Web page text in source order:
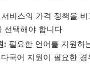
서비스의 가격 정책을
선택해야 합니다.
: 필요한 언어를 지원하
국어 지원이 필요한